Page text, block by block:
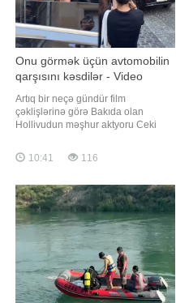
Onu görmək üçün avtomobilin
qarşısını kəsdilər - Video
Artıq bir neçə gündür film
çəklişlərinə görə Bakıda olan
Hollivudun məşhur aktyoru Ceki
"Qafqazinfo" xəbər verir ki, xüsusi
mühafizənin müşayiətində
aktyor pərəstişkarlarını salamlayıb.
Ceki Çanı yaxından görmək istəyən,
əsasən gənclə
10:41 116